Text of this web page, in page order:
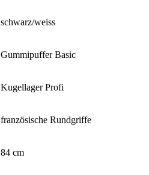
schwarz/weiss
Gummipuffer Basic
Kugellager Profi
französische Rundgriffe
84 cm